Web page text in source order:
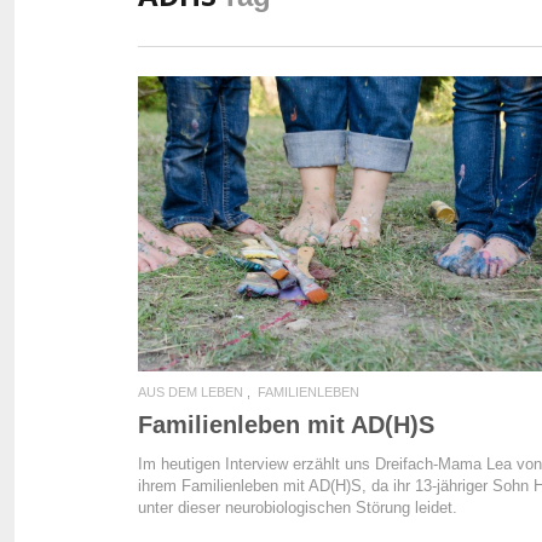
READ MORE
AUS DEM LEBEN FAMILIENLEBEN
Familienleben mit AD(H)S
Im heutigen Interview erzählt uns Dreifach-Mama Lea von
ihrem Familienleben mit AD(H)S, da ihr 13-jähriger Sohn
unter dieser neurobiologischen Störung leidet.